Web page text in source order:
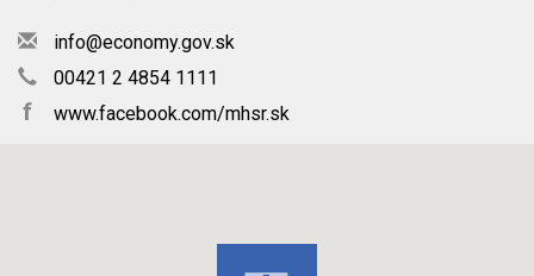
info@economy.gov.sk
00421 2 4854 1111
f www.facebook.com/mhsr.sk